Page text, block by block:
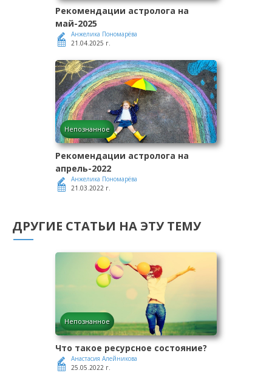
Рекомендации астролога на
май-2025
Анжелика Пономарёва
21.04.2025 г.
Непознанное
Рекомендации астролога на
апрель-2022
Анжелика Пономарёва
21.03.2022 г.
ДРУГИЕ СТАТЬИ НА ЭТУ ТЕМУ
Непознанное
Что такое ресурсное состояние?
Анастасия Алейникова
25.05.2022 г.